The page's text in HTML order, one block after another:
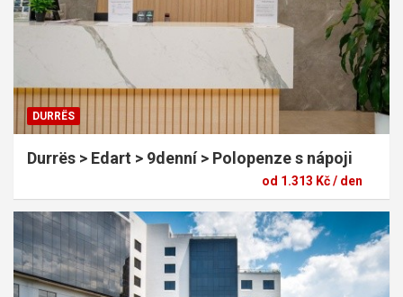
DURRËS
Durrës > Edart > 9denní > Polopenze s nápoji
od 1.313 Kč / den